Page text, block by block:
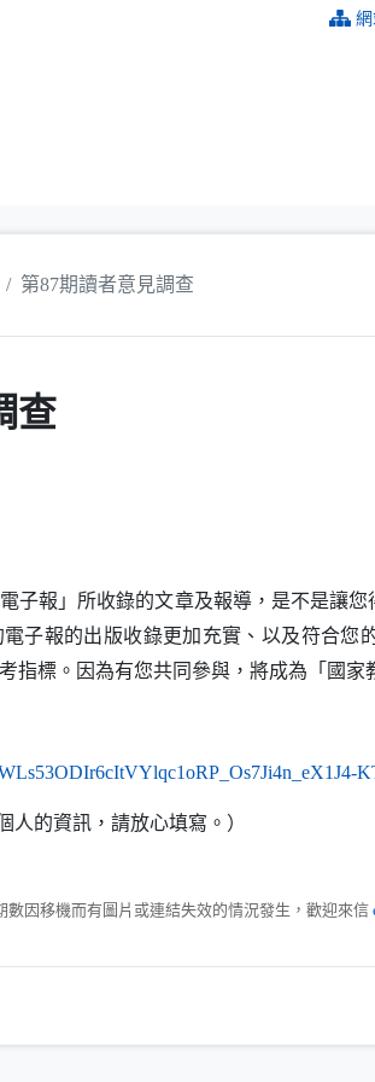
第87期讀者意見調查
查
報」所收錄的文章及報導，是不是讓您
子報的出版收錄更加充實、以及符合
指標。因為有您共同參與，將成為「國家
人的資訊，請放心填寫。）
因移機而有圖片或連結失效的情況發生，歡迎來信